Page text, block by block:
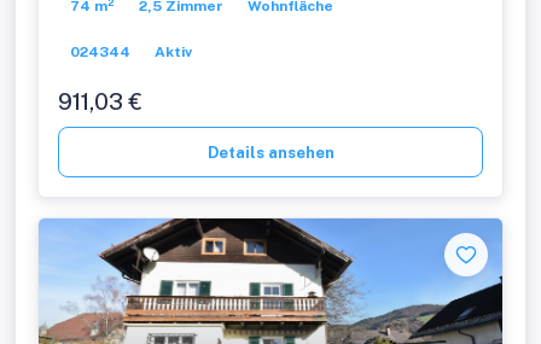
74 m² 2,5 Zimmer Wohnfläche
024344 Aktiv
911,03 €
Details ansehen